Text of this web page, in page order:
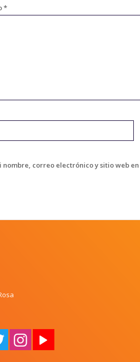
*
nombre, correo electrónico y sitio web